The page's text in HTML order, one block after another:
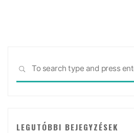
SEARCH
LEGUTÓBBI BEJEGYZÉSEK